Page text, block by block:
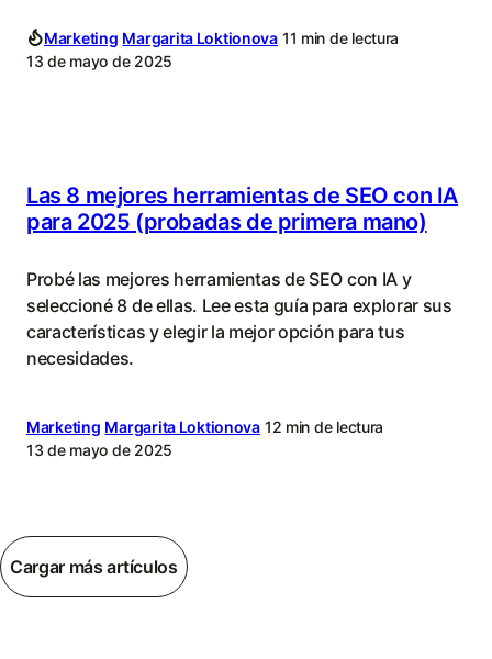
Marketing Margarita Loktionova 11 min de lectura
13 de mayo de 2025
Las 8 mejores herramientas de SEO con IA
para 2025 (probadas de primera mano)
Probé las mejores herramientas de SEO con IA y
seleccioné 8 de ellas. Lee esta guía para explorar sus
características y elegir la mejor opción para tus
necesidades.
Marketing Margarita Loktionova 12 min de lectura
13 de mayo de 2025
Cargar más artículos